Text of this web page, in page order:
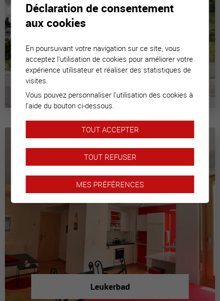
Leukerbad
Déclaration de consentement
aux cookies
En poursuivant votre navigation sur ce site, vous
acceptez l'utilisation de cookies pour améliorer votre
expérience utilisateur et réaliser des statistiques de
visites.
Vous pouvez personnaliser l'utilisation des cookies à
l'aide du bouton ci-dessous.
TOUT ACCEPTER
TOUT REFUSER
MES PRÉFÉRENCES